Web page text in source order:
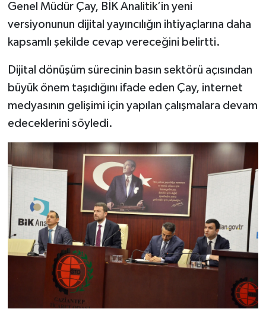
Genel Müdür Çay, BİK Analitik’in yeni
versiyonunun dijital yayıncılığın ihtiyaçlarına daha
kapsamlı şekilde cevap vereceğini belirtti.
Dijital dönüşüm sürecinin basın sektörü açısından
büyük önem taşıdığını ifade eden Çay, internet
medyasının gelişimi için yapılan çalışmalara devam
edeceklerini söyledi.